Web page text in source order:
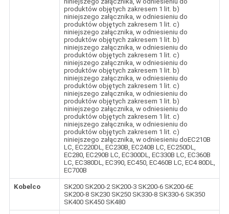
produktów objętych zakresem 1 lit. b)
niniejszego załącznika, w odniesieniu do
produktów objętych zakresem 1 lit. c)
niniejszego załącznika, w odniesieniu do
produktów objętych zakresem 1 lit. b)
niniejszego załącznika, w odniesieniu do
produktów objętych zakresem 1 lit. c)
niniejszego załącznika, w odniesieniu do
produktów objętych zakresem 1 lit. b)
niniejszego załącznika, w odniesieniu do
produktów objętych zakresem 1 lit. c)
niniejszego załącznika, w odniesieniu do
produktów objętych zakresem 1 lit. b)
niniejszego załącznika, w odniesieniu do
produktów objętych zakresem 1 lit. c)
niniejszego załącznika, w odniesieniu do
produktów objętych zakresem 1 lit. c)
niniejszego załącznika, w odniesieniu doEC210B
LC, EC220DL, EC230B, EC240B LC, EC250DL,
EC280, EC290B LC, EC300DL, EC330B LC, EC360B
LC, EC380DL, EC390, EC450, EC460B LC, EC4 80DL,
EC700B
Kobelco
SK200 SK200-2 SK200-3 SK200-6 SK200-6E
SK200-8 SK230 SK250 SK330-8 SK330-6 SK350
SK400 SK450 SK480